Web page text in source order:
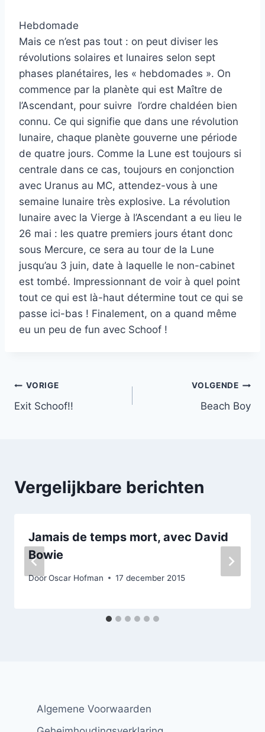
Hebdomade
Mais ce n’est pas tout : on peut diviser les
révolutions solaires et lunaires selon sept
phases planétaires, les « hebdomades ». On
commence par la planète qui est Maître de
l’Ascendant, pour suivre l’ordre chaldéen bien
connu. Ce qui signifie que dans une révolution
lunaire, chaque planète gouverne une période
de quatre jours. Comme la Lune est toujours si
centrale dans ce cas, toujours en conjonction
avec Uranus au MC, attendez-vous à une
semaine lunaire très explosive. La révolution
lunaire avec la Vierge à l’Ascendant a eu lieu le
26 mai : les quatre premiers jours étant donc
sous Mercure, ce sera au tour de la Lune
jusqu’au 3 juin, date à laquelle le non-cabinet
est tombé. Impressionnant de voir à quel point
tout ce qui est là-haut détermine tout ce qui se
passe ici-bas ! Finalement, on a quand même
eu un peu de fun avec Schoof !
Bericht
navigatie
VORIGE
Exit Schoof!!
VOLGENDE
Beach Boy
Vergelijkbare berichten
Jamais de temps mort, avec David
Bowie
DoorOscar Hofman 17 december 2015
Algemene Voorwaarden